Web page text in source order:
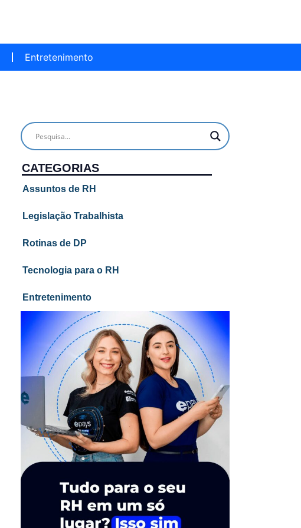
Entretenimento
CATEGORIAS
Assuntos de RH
Legislação Trabalhista
Rotinas de DP
Tecnologia para o RH
Entretenimento